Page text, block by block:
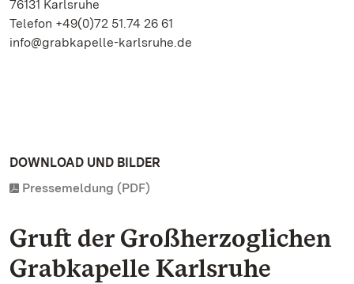
76131 Karlsruhe
Telefon +49(0)72 51.74 26 61
info@grabkapelle-karlsruhe.de
DOWNLOAD UND BILDER
Pressemeldung (PDF)
Gruft der Großherzoglichen
Grabkapelle Karlsruhe